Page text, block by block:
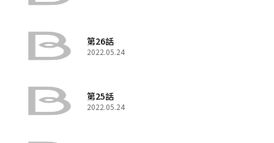
第26話
2022.05.24
第25話
2022.05.24